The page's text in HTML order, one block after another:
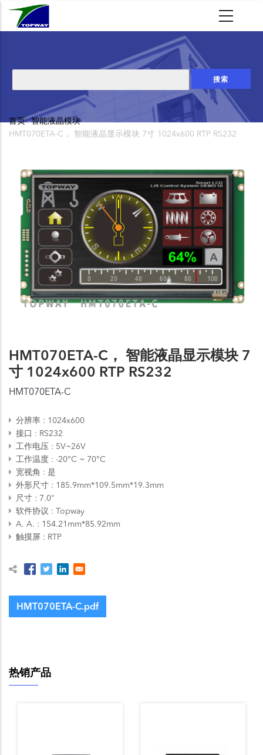
索
面
首页 -智能液晶模块 -
HMT070ETA-C， 智能液晶显示模块 7寸 1024x600 RTP RS232
HMT070ETA-C， 智能液晶显示模块 7
寸 1024x600 RTP RS232
HMT070ETA-C
分辨率
1024x600
接口
RS232
工作电压
5V~26V
工作温度
-20°C ~ 70°C
宽视角
是
外形尺寸
185.9mm*109.5mm*19.3mm
尺寸
7.0"
软件协议
Topway
A. A.
154.21mm*85.92mm
触摸屏
RTP
HMT070ETA-C.pdf
热销产品